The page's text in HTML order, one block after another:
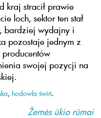
kraj stracił prawie
loch, sektor ten stał
bardziej wydajny i
pozostaje jednym z
swojej pozycji na
, hodowla świń.
Žemės ūkio rūmai